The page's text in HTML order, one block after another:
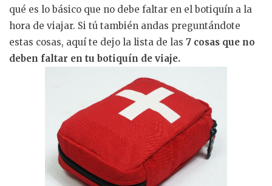
qué es lo básico que no debe faltar en el botiquín a la
hora de viajar. Si tú también andas preguntándote
estas cosas, aquí te dejo la lista de las 7 cosas que no
deben faltar en tu botiquín de viaje.